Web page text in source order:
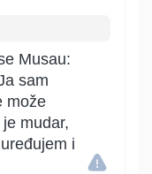
Musau:
sam
može
mudar,
i